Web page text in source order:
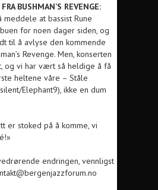
BUSHMAN’S REVENGE:
at bassist Rune
for noen dager siden, og
til å avlyse den kommende
Revenge. Men, konserten
og vi har vært så heldige å få
heltene våre – Ståle
Elephant9), ikke en dum
er stoked på å komme, vi
endringen, vennligst